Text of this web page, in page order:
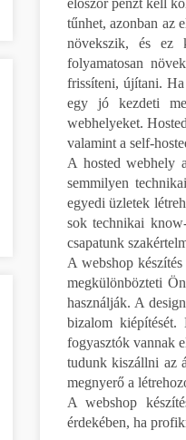
tűnhet, azonban az
növekszik, és ez
folyamatosan
frissíteni, újítani. Ha
egy jó kezdeti
webhelyeket.
valamint a self-
A hosted webhely
semmilyen
egyedi üzletek
sok technikai
csapatunk
A webshop
megkülönbözteti
használják. A
bizalom kiépítését.
fogyasztók vannak
tudunk kiszállni az
megnyerő a
A webshop
érdekében, ha